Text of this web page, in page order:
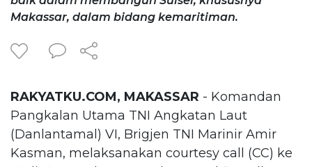
Makassar, dalam bidang kemaritiman.
RAKYATKU.COM, MAKASSAR - Komandan
Pangkalan Utama TNI Angkatan Laut
(Danlantamal) VI, Brigjen TNI Marinir Amir
Kasman, melaksanakan courtesy call (CC) ke